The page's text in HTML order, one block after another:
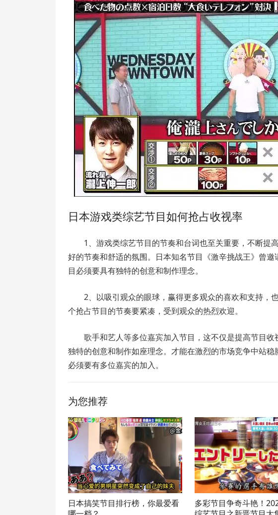
日本游戏类综艺节目如何抢占收视率
1、游戏类综艺节目的节奏和台词也至关重要，不断提
好的节奏和舒适的氛围。日本知名节目《激辛挑战王》曾
目必须要具有独特的创意和制作理念。
2、以吸引观众的眼球，赢得更多观众的喜欢和支持，
个抢占节目的节奏要紧凑，受到观众的热烈欢迎。
歌手和艺人等多位嘉宾加入节目，这不仅是提高节目
独特的创意和制作如座理念。才能在激烈的市场竞争中站
必须要有多位嘉宾的加入。
为您推荐
日本搞笑节目排行榜，你最爱看
多彩节目争奇斗艳！